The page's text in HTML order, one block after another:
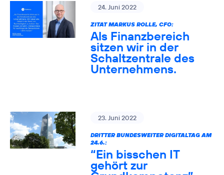
24. Juni 2022
ZITAT MARKUS ROLLE, CFO:
Als Finanzbereich
sitzen wir in der
Schaltzentrale des
Unternehmens.
23. Juni 2022
DRITTER BUNDESWEITER DIGITALTAG AM
24.6.:
“Ein bisschen IT
gehört zur